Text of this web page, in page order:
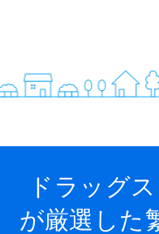
ドラッグ
が厳選した